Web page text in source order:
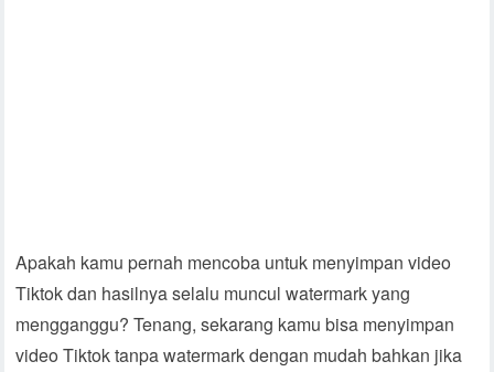
Apakah kamu pernah mencoba untuk menyimpan video
Tiktok dan hasilnya selalu muncul watermark yang
mengganggu? Tenang, sekarang kamu bisa menyimpan
video Tiktok tanpa watermark dengan mudah bahkan jika